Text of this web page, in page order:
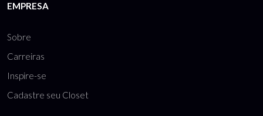
EMPRESA
Sobre
Carreiras
Inspire-se
Cadastre seu Closet